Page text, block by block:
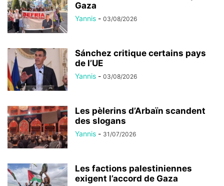
Gaza
Yannis - 03/08/2026
Sánchez critique certains pays
de l’UE
Yannis - 03/08/2026
Les pèlerins d’Arbaïn scandent
des slogans
Yannis - 31/07/2026
Les factions palestiniennes
exigent l’accord de Gaza